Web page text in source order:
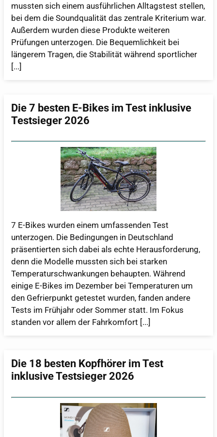
mussten sich einem ausführlichen Alltagstest stellen,
bei dem die Soundqualität das zentrale Kriterium war.
Außerdem wurden diese Produkte weiteren
Prüfungen unterzogen. Die Bequemlichkeit bei
längerem Tragen, die Stabilität während sportlicher
[...]
Die 7 besten E-Bikes im Test inklusive
Testsieger 2026
7 E-Bikes wurden einem umfassenden Test
unterzogen. Die Bedingungen in Deutschland
präsentierten sich dabei als echte Herausforderung,
denn die Modelle mussten sich bei starken
Temperaturschwankungen behaupten. Während
einige E-Bikes im Dezember bei Temperaturen um
den Gefrierpunkt getestet wurden, fanden andere
Tests im Frühjahr oder Sommer statt. Im Fokus
standen vor allem der Fahrkomfort [...]
Die 18 besten Kopfhörer im Test
inklusive Testsieger 2026